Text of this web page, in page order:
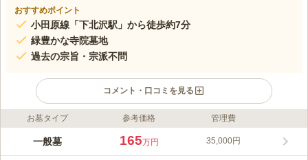
おすすめポイント
小田原線「下北沢駅」から徒歩約7分
緑豊かな寺院墓地
過去の宗旨・宗派不問
コメント・口コミを見る
ライフドット編集部のコメント
小田原線「下北沢駅」から徒歩7分と歩いてお参りできる、森巖
お墓タイプ 参考価格 管理費
一般墓 165万円 35,000円